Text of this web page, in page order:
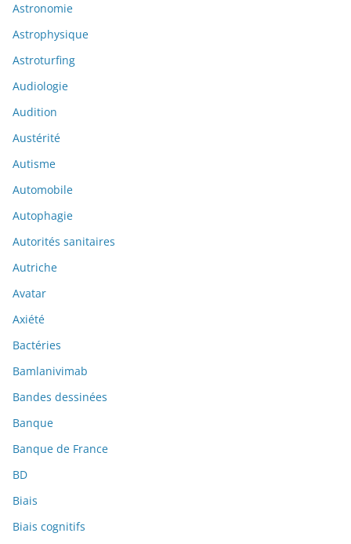
Astronomie
Astrophysique
Astroturfing
Audiologie
Audition
Austérité
Autisme
Automobile
Autophagie
Autorités sanitaires
Autriche
Avatar
Axiété
Bactéries
Bamlanivimab
Bandes dessinées
Banque
Banque de France
BD
Biais
Biais cognitifs